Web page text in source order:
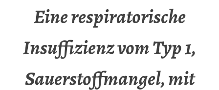
Eine respiratorische
Insuffizienz vom Typ 1,
Sauerstoffmangel, mit